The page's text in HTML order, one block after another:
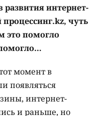
развития интернет-
чуть
это помогло
момент в
появляться
интернет-
и раньше, но